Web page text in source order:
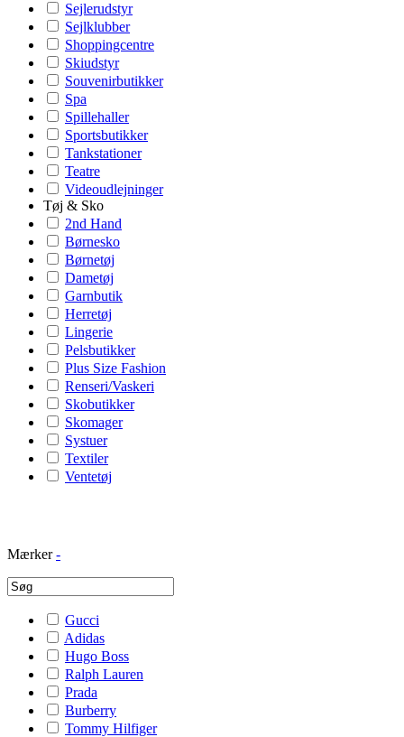
Sejlerudstyr
Sejlklubber
Shoppingcentre
Skiudstyr
Souvenirbutikker
Spa
Spillehaller
Sportsbutikker
Tankstationer
Teatre
Videoudlejninger
Tøj & Sko
2nd Hand
Børnesko
Børnetøj
Dametøj
Garnbutik
Herretøj
Lingerie
Pelsbutikker
Plus Size Fashion
Renseri/Vaskeri
Skobutikker
Skomager
Systuer
Textiler
Ventetøj
Mærker -
Gucci
Adidas
Hugo Boss
Ralph Lauren
Prada
Burberry
Tommy Hilfiger